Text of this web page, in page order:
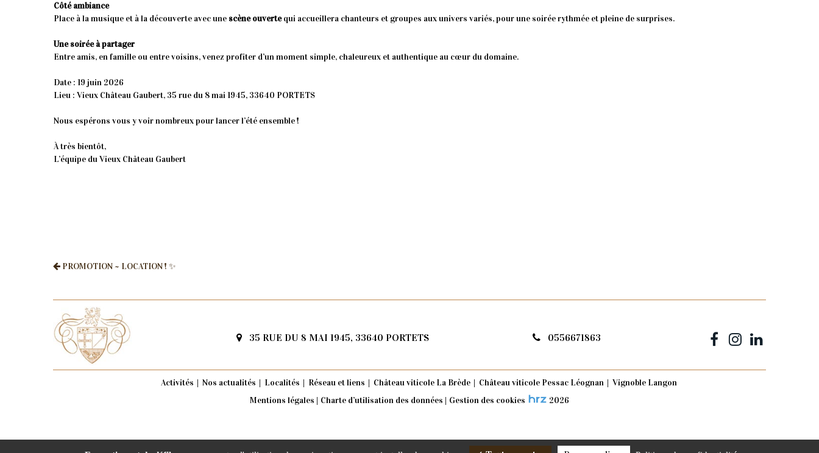
Côté ambiance
Place à la musique et à la découverte avec une scène ouvertequi accueillera chanteurs et groupes aux univers variés, pour une soirée rythmée et pleine de surprises.
Une soirée à partager
Entre amis, en famille ou entre voisins, venez profiter d’un moment simple, chaleureux et authentique au cœur du domaine.
Date : 19 juin 2026
Lieu : Vieux Château Gaubert, 35 rue du 8 mai 1945, 33640 PORTETS
Nous espérons vous y voir nombreux pour lancer l’été ensemble !
À très bientôt,
L’équipe du Vieux Château Gaubert
PROMOTION ~ LOCATION ! ✨
35 RUE DU 8 MAI 1945, 33640 PORTETS 0556671863
Activités Nos actualités Localités Réseau et liens Château viticole La Brède Château viticole Pessac Léognan
Vignoble Langon
Mentions légales
Charte d’utilisation des données Gestion des cookies 2026